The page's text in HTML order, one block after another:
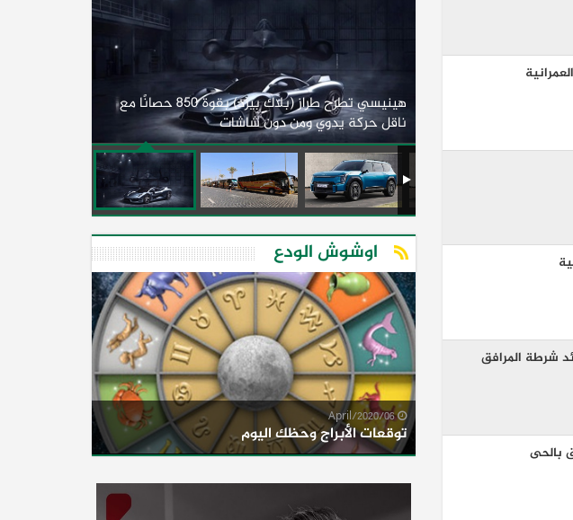
شرطة المرافق
بالحى
هينيسي تطرح طراز (بلاك بيرد) بقوة 850 حصانًا مع
ناقل حركة يدوي ومن دون شاشات
20 أتوبيسًا جديدًا مكيفًا من إنتاج شركة
اوشوش الودع
06/April/2020
توقعات الأبراج وحظك اليوم